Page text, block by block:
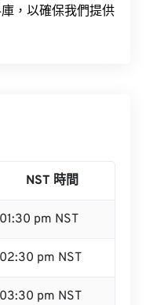
，以確保我們提供
NST 時間
01:30 pm NST
02:30 pm NST
03:30 pm NST